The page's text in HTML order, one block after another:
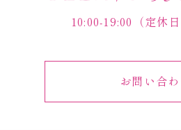
10:00-19:00（定休
お問い合わ